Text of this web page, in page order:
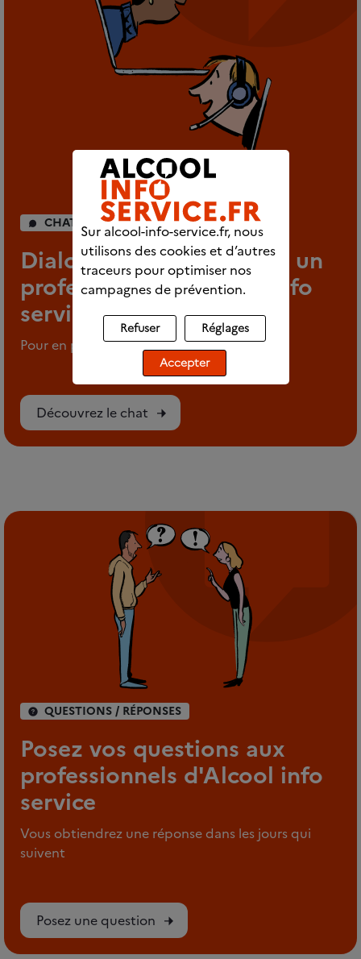
CHAT INDIVIDUEL
Dialoguez en direct avec un
professionnel d'Alcool info
service
Pour en parler en tout anonymat
Découvrez le chat
QUESTIONS / RÉPONSES
Posez vos questions aux
professionnels d'Alcool info
service
Vous obtiendrez une réponse dans les jours qui
suivent
Posez une question
Sur alcool-info-service.fr, nous
utilisons des cookies et d’autres
traceurs pour optimiser nos
campagnes de prévention.
Refuser Réglages
Accepter